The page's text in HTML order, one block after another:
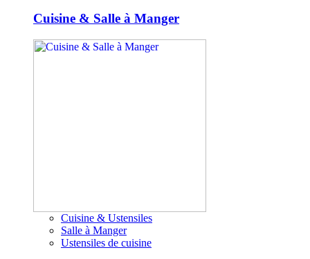
Cuisine & Salle à Manger
Cuisine & Ustensiles
Salle à Manger
Ustensiles de cuisine